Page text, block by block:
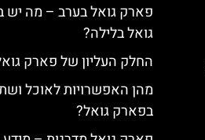
פארק גואל בערב – מה יש
גואל בלילה?
החלק העליון של פארק
מהן האפשרויות לאוכל
בפארק גואל?